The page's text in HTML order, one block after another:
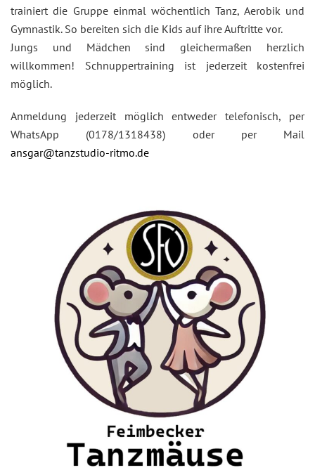
trainiert die Gruppe einmal wöchentlich Tanz, Aerobik und
Gymnastik. So bereiten sich die Kids auf ihre Auftritte vor.
Jungs und Mädchen sind gleichermaßen herzlich
willkommen! Schnuppertraining ist jederzeit kostenfrei
möglich.
Anmeldung jederzeit möglich entweder telefonisch, per
WhatsApp (0178/1318438) oder per Mail
ansgar@tanzstudio-ritmo.de